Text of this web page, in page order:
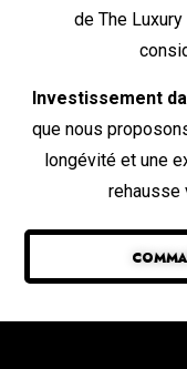
de The
Investissement
que nous
longévité et une
rehausse